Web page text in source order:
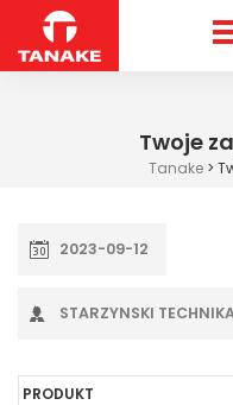
Twoje
Tanake>
2023-09-12
STARZYNSKI
PRODUKT